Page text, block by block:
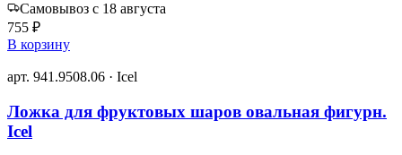
Самовывоз с 18 августа
755 ₽
В корзину
арт. 941.9508.06 · Icel
Ложка для фруктовых шаров овальная фигурн.
Icel